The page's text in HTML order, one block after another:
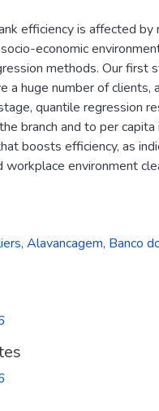
efficiency is affected by
economic
methods. Our first
a huge number of clients,
quantile regression
branch and to per capita
boosts efficiency, as
workplace environment
,Alavancagem, Banco